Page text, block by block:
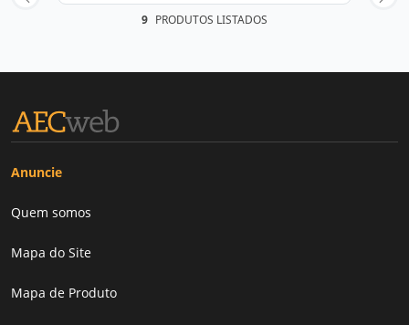
9 PRODUTOS LISTADOS
Anuncie
Quem somos
Mapa do Site
Mapa de Produto